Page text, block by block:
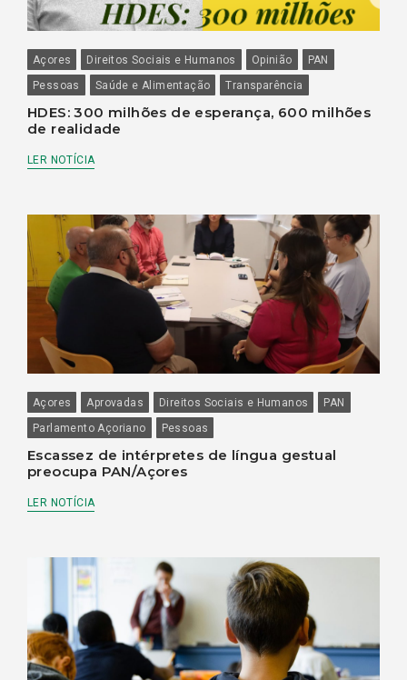
Açores Direitos Sociais e Humanos Opinião
PAN
Pessoas
Saúde e Alimentação Transparência
HDES: 300 milhões de esperança, 600 milhões
de realidade
LER NOTÍCIA
Açores Aprovadas Direitos Sociais e Humanos
PAN
Parlamento Açoriano
Pessoas
Escassez de intérpretes de língua gestual
preocupa PAN/Açores
LER NOTÍCIA